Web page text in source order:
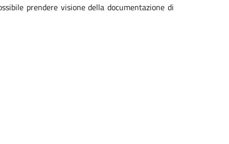
prendere visione della documentazione di